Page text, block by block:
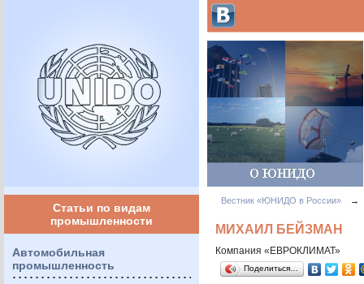
Статьи по видам
промышленности
Автомобильная
промышленность
Вестник «ЮНИДО в России» →
МИХАИЛ БЕЙЗМАН
Компания «ЕВРОКЛИМАТ»
Поделиться…